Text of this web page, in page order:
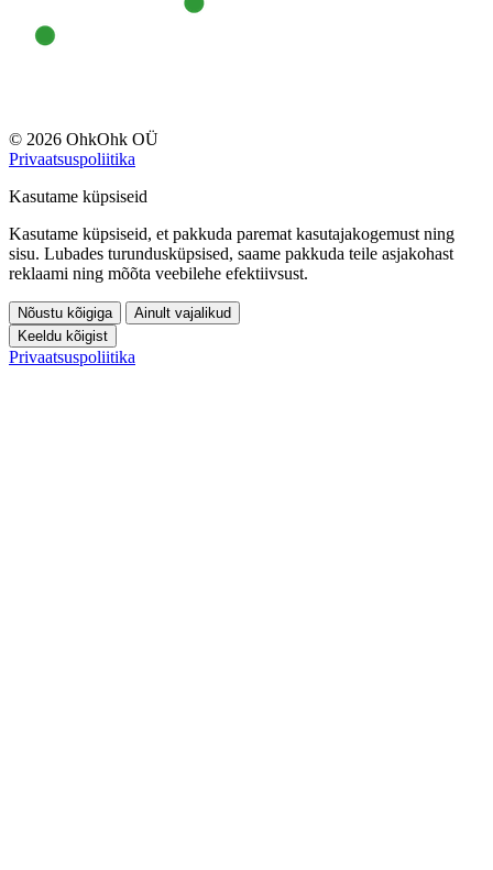
© 2026 OhkOhk OÜ
Privaatsuspoliitika
Kasutame küpsiseid
Kasutame küpsiseid, et pakkuda paremat kasutajakogemust ning
sisu. Lubades turundusküpsised, saame pakkuda teile asjakohast
reklaami ning mõõta veebilehe efektiivsust.
Nõustu kõigiga
Ainult vajalikud
Keeldu kõigist
Privaatsuspoliitika